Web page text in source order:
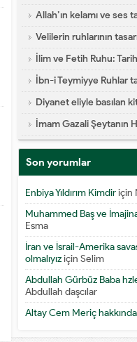
İmam Gazali Şeytanın
Son yorumlar
Enbiya Yıldırım Kimdiriçin
Muhammed Baş ve
Esma
İran ve İsrail-Amerika
olmalıyıziçin Selim
Abdullah Gürbüz Baba
Abdullah daşcılar
Altay Cem Meriç hakkında